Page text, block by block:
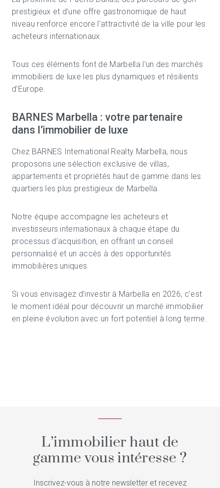
prestigieux et d’une offre gastronomique de haut
niveau renforce encore l’attractivité de la ville pour les
acheteurs internationaux.
Tous ces éléments font de Marbella l’un des marchés
immobiliers de luxe les plus dynamiques et résilients
d’Europe.
BARNES Marbella : votre partenaire
dans l’immobilier de luxe
Chez BARNES International Realty Marbella, nous
proposons une sélection exclusive de villas,
appartements et propriétés haut de gamme dans les
quartiers les plus prestigieux de Marbella.
Notre équipe accompagne les acheteurs et
investisseurs internationaux à chaque étape du
processus d’acquisition, en offrant un conseil
personnalisé et un accès à des opportunités
immobilières uniques.
Si vous envisagez d’investir à Marbella en 2026, c’est
le moment idéal pour découvrir un marché immobilier
en pleine évolution avec un fort potentiel à long terme.
L’immobilier haut de
gamme vous intéresse ?
Inscrivez-vous à notre newsletter et recevez